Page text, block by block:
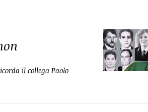
il collega Paolo